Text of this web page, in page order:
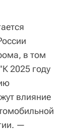
в том
2025 году
влияние
—